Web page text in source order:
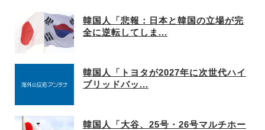
韓国人「悲報：日本と韓国の立場が完
全に逆転してしま...
韓国人「トヨタが2027年に次世代ハイ
ブリッドバッ...
韓国人「大谷、25号・26号マルチホー